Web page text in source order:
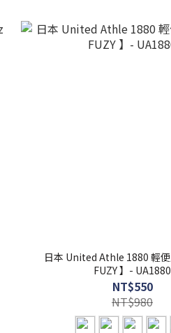
日本 United Athle 1880 輕便尼龍 短褲【
FUZY 】- UA1880
NT$550
NT$980